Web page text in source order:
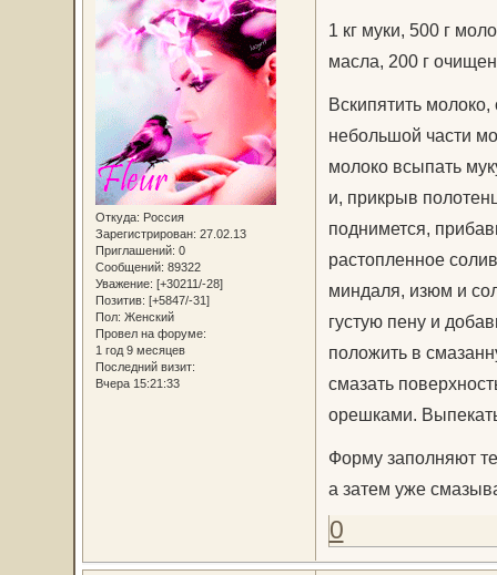
Откуда: Россия
Зарегистрирован: 27.02.13
Приглашений: 0
Сообщений: 89322
Уважение: [+30211/-28]
Позитив: [+5847/-31]
Пол: Женский
Провел на форуме:
1 год 9 месяцев
Последний визит:
Вчера 15:21:33
1 кг муки, 500 г
масла, 200 г
Вскипятить
небольшой части
молоко всыпать
и, прикрыв
поднимется,
растопленное
миндаля, изюм и
густую пену и
положить в
смазать
орешками.
Форму заполняют
а затем уже
0